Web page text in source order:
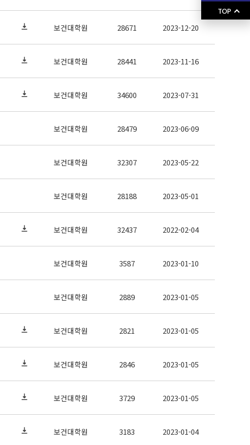
보건대학원 28671 2023-12-20
보건대학원 28441 2023-11-16
보건대학원 34600 2023-07-31
보건대학원 28479 2023-06-09
보건대학원 32307 2023-05-22
보건대학원 28188 2023-05-01
보건대학원 32437 2022-02-04
보건대학원 3587 2023-01-10
보건대학원 2889 2023-01-05
보건대학원 2821 2023-01-05
보건대학원 2846 2023-01-05
보건대학원 3729 2023-01-05
보건대학원 3183 2023-01-04
TOP